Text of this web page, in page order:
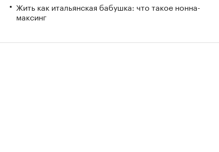
Жить как итальянская бабушка: что такое нонна-
максинг